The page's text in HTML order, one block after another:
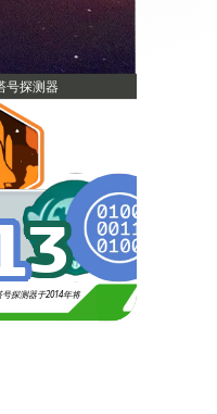
号探测器
3
探测器于2014年将